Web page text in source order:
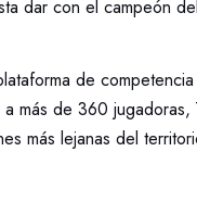
dar con el campeón del
de
más de 360 jugadoras,
más lejanas del